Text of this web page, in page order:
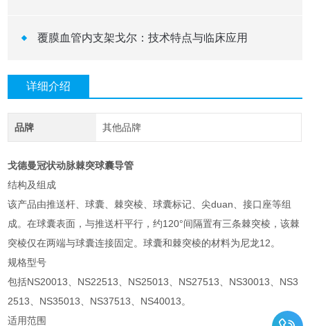
覆膜血管内支架戈尔：技术特点与临床应用
详细介绍
品牌 其他品牌
戈德曼冠状动脉棘突球囊导管
结构及组成
该产品由推送杆、球囊、棘突棱、球囊标记、尖duan、接口座等组
成。在球囊表面，与推送杆平行，约120°间隔置有三条棘突棱，该棘
突棱仅在两端与球囊连接固定。球囊和棘突棱的材料为尼龙12。
规格型号
包括NS20013、NS22513、NS25013、NS27513、NS30013、NS3
2513、NS35013、NS37513、NS40013。
适用范围